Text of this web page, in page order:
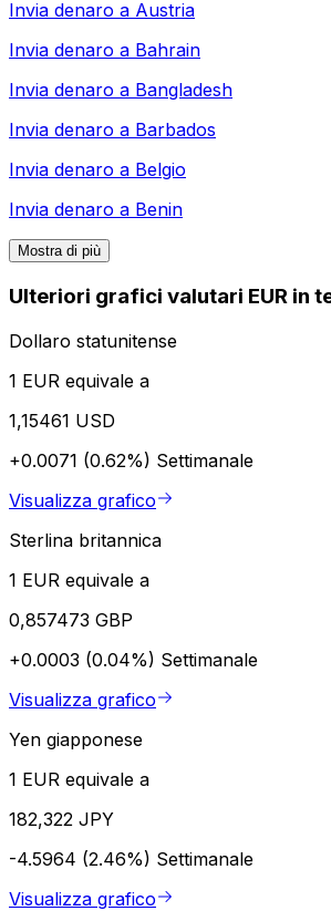
Invia denaro a Austria
Invia denaro a Bahrain
Invia denaro a Bangladesh
Invia denaro a Barbados
Invia denaro a Belgio
Invia denaro a Benin
Mostra di più
Ulteriori grafici valutari EUR in
Dollaro statunitense
1 EUR equivale a
1,15461 USD
+0.0071 (0.62%) Settimanale
Visualizza grafico
Sterlina britannica
1 EUR equivale a
0,857473 GBP
+0.0003 (0.04%) Settimanale
Visualizza grafico
Yen giapponese
1 EUR equivale a
182,322 JPY
-4.5964 (2.46%) Settimanale
Visualizza grafico